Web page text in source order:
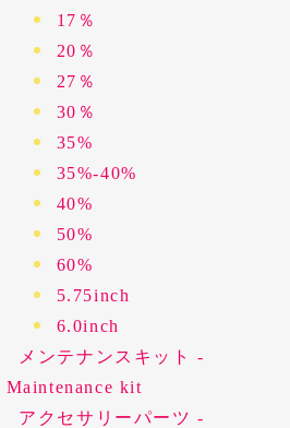
17％
20％
27％
30％
35%
35%-40%
40%
50%
60%
5.75inch
6.0inch
メンテナンスキット -
Maintenance kit
アクセサリーパーツ -